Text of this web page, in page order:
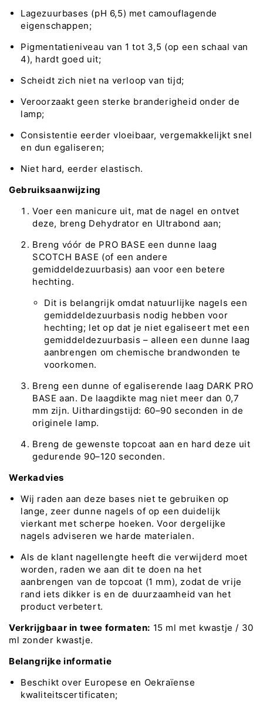
Lagezuurbases (pH 6,5) met camouflagende
eigenschappen;
Pigmentatieniveau van 1 tot 3,5 (op een schaal van
4), hardt goed uit;
Scheidt zich niet na verloop van tijd;
Veroorzaakt geen sterke branderigheid onder de
lamp;
Consistentie eerder vloeibaar, vergemakkelijkt snel
en dun egaliseren;
Niet hard, eerder elastisch.
Gebruiksaanwijzing
Voer een manicure uit, mat de nagel en ontvet
deze, breng Dehydrator en Ultrabond aan;
Breng vóór de PRO BASE een dunne laag
SCOTCH BASE (of een andere
gemiddeldezuurbasis) aan voor een betere
hechting.
Dit is belangrijk omdat natuurlijke nagels een
gemiddeldezuurbasis nodig hebben voor
hechting; let op dat je niet egaliseert met een
gemiddeldezuurbasis – alleen een dunne laag
aanbrengen om chemische brandwonden te
voorkomen.
Breng een dunne of egaliserende laag DARK PRO
BASE aan. De laagdikte mag niet meer dan 0,7
mm zijn. Uithardingstijd: 60–90 seconden in de
originele lamp.
Breng de gewenste topcoat aan en hard deze uit
gedurende 90–120 seconden.
Werkadvies
Wij raden aan deze bases niet te gebruiken op
lange, zeer dunne nagels of op een duidelijk
vierkant met scherpe hoeken. Voor dergelijke
nagels adviseren we harde materialen.
Als de klant nagellengte heeft die verwijderd moet
worden, raden we aan dit te doen na het
aanbrengen van de topcoat (1 mm), zodat de vrije
rand iets dikker is en de duurzaamheid van het
product verbetert.
Verkrijgbaar in twee formaten: 15 ml met kwastje / 30
ml zonder kwastje.
Belangrijke informatie
Beschikt over Europese en Oekraïense
kwaliteitscertificaten;